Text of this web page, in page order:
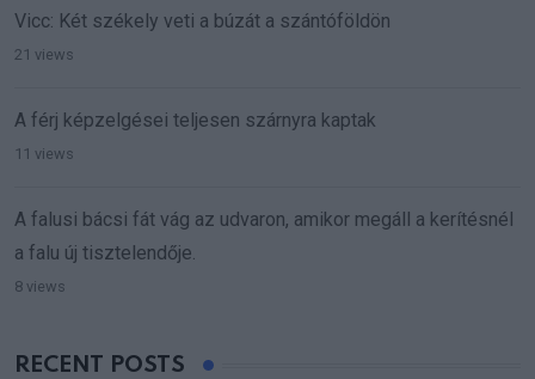
Vicc: Két székely veti a búzát a szántóföldön
21 views
A férj képzelgései teljesen szárnyra kaptak
11 views
A falusi bácsi fát vág az udvaron, amikor megáll a kerítésnél
a falu új tisztelendője.
8 views
RECENT POSTS